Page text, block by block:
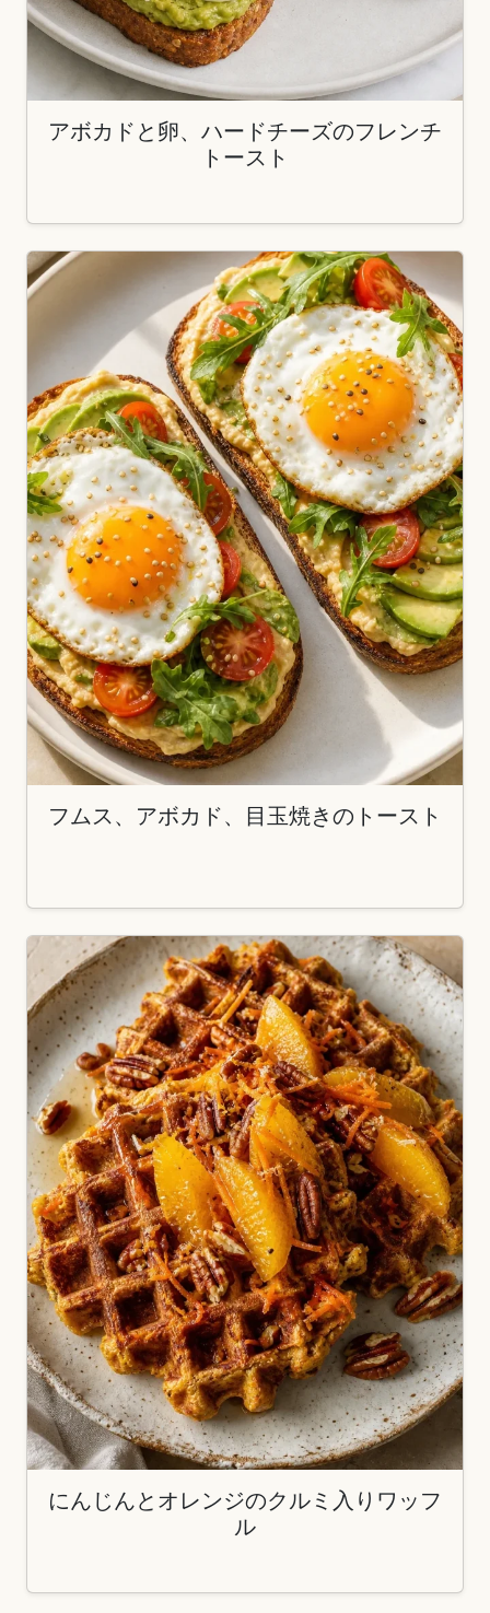
アボカドと卵、ハードチーズのフレンチ
トースト
フムス、アボカド、目玉焼きのトースト
にんじんとオレンジのクルミ入りワッフ
ル